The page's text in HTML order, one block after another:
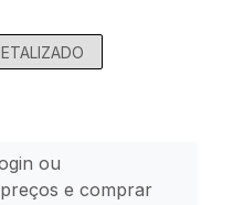
ou
e comprar